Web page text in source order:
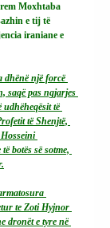
Moxhtaba
e tij të
iraniane e
dhënë një forcë
saqë pas ngjarjes
të
të Shenjtë,
botës së sotme,
te Zoti Hyjnor
dronët e tyre në